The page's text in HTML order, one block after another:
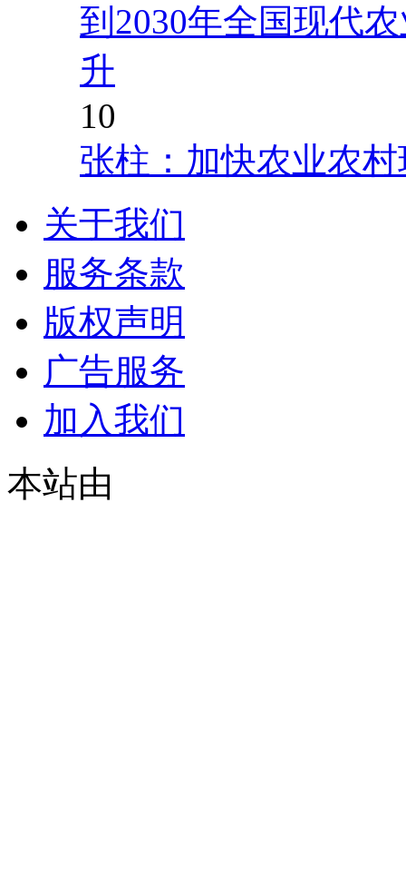
到2030年全国现代
升
10
张柱：加快农业农
关于我们
服务条款
版权声明
广告服务
加入我们
本站由